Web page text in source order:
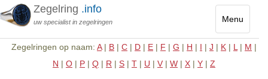
Menu
Toggle
Zegelring .info
uw specialist in zegelringen
Zegelringen op naam: A| B | C | D | E | F | G | H | I | J | K | L | M |
N | O | P | Q | R | S | T | U | V | W | X | Y | Z